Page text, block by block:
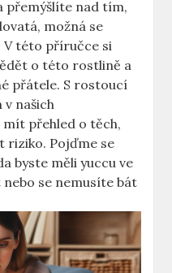
přemýšlíte nad tím,
možná se
této příručce si
o této rostlině a
přátele. S rostoucí
našich
přehled o těch,
riziko. Pojďme se
byste měli yuccu ve
se nemusíte bát